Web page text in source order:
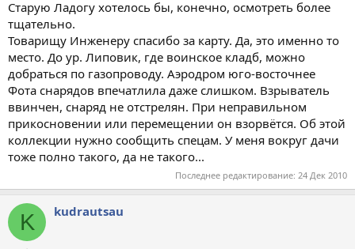
Старую Ладогу хотелось бы, конечно, осмотреть более
тщательно.
Товарищу Инженеру спасибо за карту. Да, это именно то
место. До ур. Липовик, где воинское кладб, можно
добраться по газопроводу. Аэродром юго-восточнее
Фота снарядов впечатлила даже слишком. Взрыватель
ввинчен, снаряд не отстрелян. При неправильном
прикосновении или перемещении он взорвётся. Об этой
коллекции нужно сообщить спецам. У меня вокруг дачи
тоже полно такого, да не такого...
Последнее редактирование: 24 Дек 2010
K kudrautsau